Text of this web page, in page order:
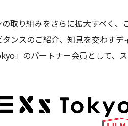
取り組みをさらに拡大すべく
ンスのご紹介、知見を交わす
」のパートナー会員として、